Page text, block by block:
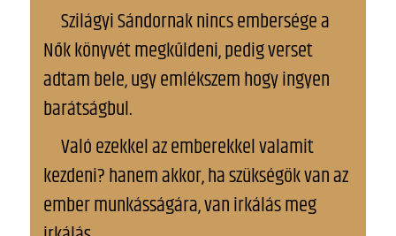
Szilágyi Sándornak nincs embersége a
Nők könyvét megkűldeni, pedig verset
adtam bele, ugy emlékszem hogy ingyen
barátságbul.
Való ezekkel az emberekkel valamit
kezdeni? hanem akkor, ha szükségök van az
ember munkásságára, van irkálás meg